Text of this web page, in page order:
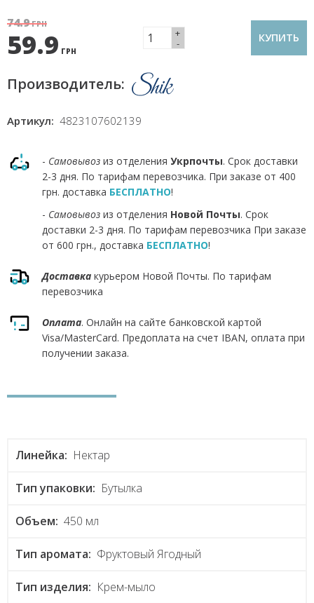
74.9ГРН
59.9 ГРН
+
-
КУПИТЬ
Производитель:
Артикул: 4823107602139
- Самовывоз из отделения Укрпочты. Срок доставки
2-3 дня. По тарифам перевозчика. При заказе от 400
грн. доставка БЕСПЛАТНО!
- Самовывоз из отделения Новой Почты. Срок
доставки 2-3 дня. По тарифам перевозчика При заказе
от 600 грн., доставка БЕСПЛАТНО!
Доставка курьером Новой Почты. По тарифам
перевозчика
Оплата. Онлайн на сайте банковской картой
Visa/MasterCard. Предоплата на счет IBAN, оплата при
получении заказа.
Линейка: Нектар
Тип упаковки: Бутылка
Объем: 450 мл
Тип аромата: Фруктовый Ягодный
Тип изделия: Крем-мыло